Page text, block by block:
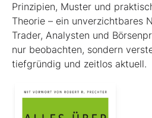
Prinzipien, Muster und
Theorie – ein unverzichtbares
Trader, Analysten und
nur beobachten, sondern
tiefgründig und zeitlos aktuell.